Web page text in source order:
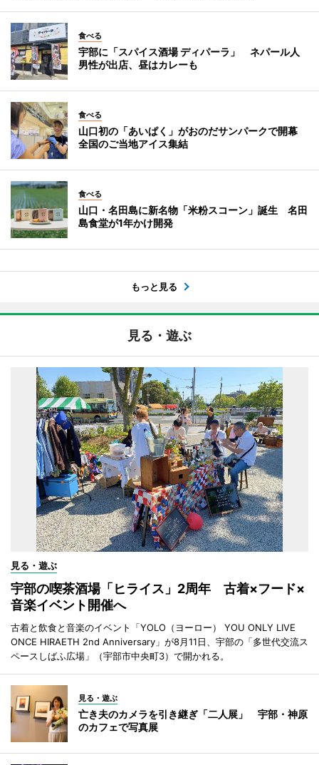
食べる
宇部に「スパイス酒場 ディパーラ」 ネパール人
男性が出店、昼はカレーも
食べる
山口初の「あいぱく」がおのだサンパークで開幕
全国のご当地アイス集結
食べる
山口・名田島に新名物「米粉スコーン」誕生 名田
島食堂が1年かけ開発
もっと見る
見る・遊ぶ
見る・遊ぶ
宇部の喫茶酒場「ヒライス」2周年 古着×フード×
音楽イベント開催へ
古着と飲食と音楽のイベント「YOLO（ヨーロー） YOU ONLY LIVE
ONCE HIRAETH 2nd Anniversary」が8月11日、宇部の「多世代交流ス
ペースしばふ広場」（宇部市中央町3）で開かれる。
見る・遊ぶ
亡き夫のカメラを引き継ぎ「二人展」 宇部・神原
のカフェで写真展